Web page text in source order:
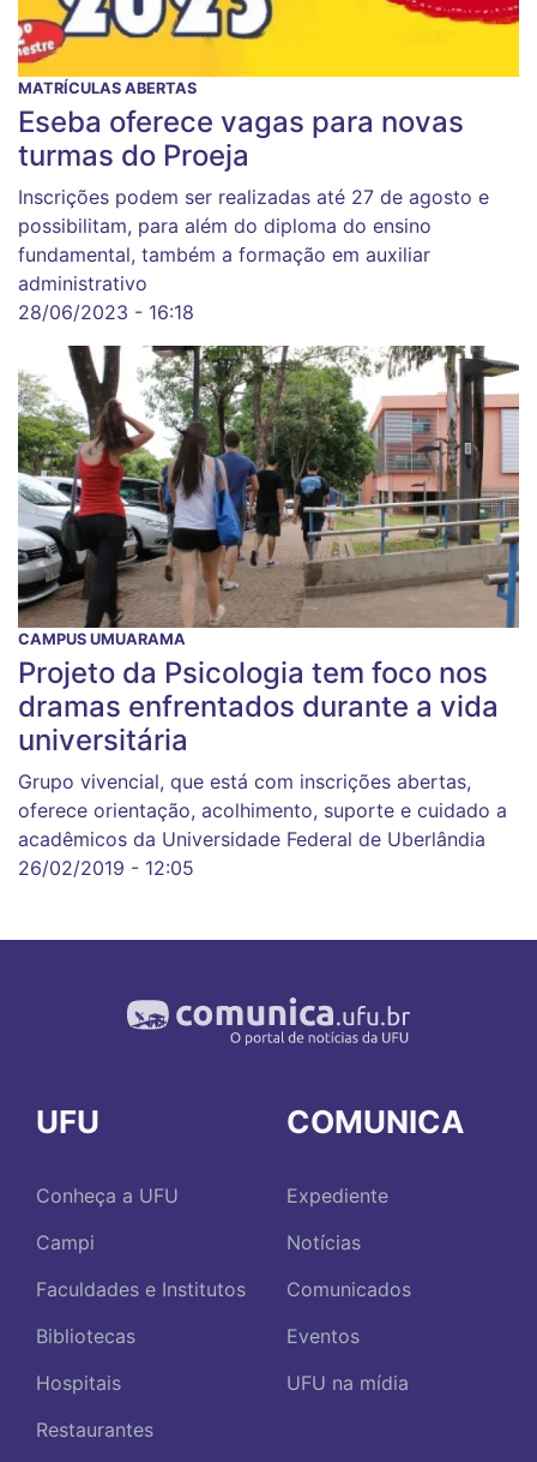
MATRÍCULAS ABERTAS
Eseba oferece vagas para novas
turmas do Proeja
Inscrições podem ser realizadas até 27 de agosto e
possibilitam, para além do diploma do ensino
fundamental, também a formação em auxiliar
administrativo
28/06/2023 - 16:18
CAMPUS UMUARAMA
Projeto da Psicologia tem foco nos
dramas enfrentados durante a vida
universitária
Grupo vivencial, que está com inscrições abertas,
oferece orientação, acolhimento, suporte e cuidado a
acadêmicos da Universidade Federal de Uberlândia
26/02/2019 - 12:05
UFU
Conheça a UFU
Campi
Faculdades e Institutos
Bibliotecas
Hospitais
Restaurantes
COMUNICA
Expediente
Notícias
Comunicados
Eventos
UFU na mídia